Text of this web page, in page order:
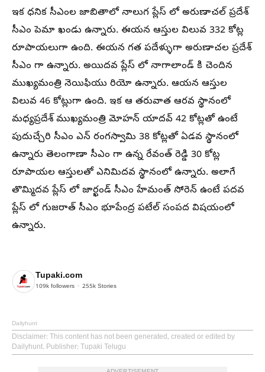
ఇక ధనిక సీఎంల జాబితాలో నాలుగ ప్లేస్ లో అరుణాచల్ ప్రదేశ్
సీఎం పెమా ఖండు ఉన్నారు. ఈయన ఆస్తుల విలువ 332 కోట్ల
రూపాయలుగా ఉంది. ఈయన గత పదేళ్ళుగా అరుణాచల ప్రదేశ్
సీఎం గా ఉన్నారు. అయిదవ ప్లేస్ లో నాగాలాండ్ కి చెందిన
ముఖ్యమంత్రి నెయిఫియు రియో ఉన్నారు. ఆయన ఆస్తుల
విలువ 46 కోట్లుగా ఉంది. ఇక ఆ తరువాత ఆరవ స్థానంలో
మధ్యప్రదేశ్ ముఖ్యమంత్రి మోహన్ యాదవ్ 42 కోట్లతో ఉంటే
పుదుచ్చేరి సీఎం ఎన్ రంగస్వామి 38 కోట్లతో ఏడవ స్థానంలో
ఉన్నారు తెలంగాణా సీఎం గా ఉన్న రేవంత్ రెడ్డి 30 కోట్ల
రూపాయల ఆస్తులతో ఎనిమిదవ స్థానంలో ఉన్నారు. అలాగే
తొమ్మిదవ ప్లేస్ లో జార్ఖండ్ సీఎం హేమంత్ సోరెన్ ఉంటే పదవ
ప్లేస్ లో గుజరాత్ సీఎం భూపేంద్ర పటేల్ సంపద విషయంలో
ఉన్నారు.
Tupaki.com
109k followers 255k Stories
Dailyhunt
Disclaimer: This content has not been generated, created or edited by
Dailyhunt. Publisher: Tupaki Telugu